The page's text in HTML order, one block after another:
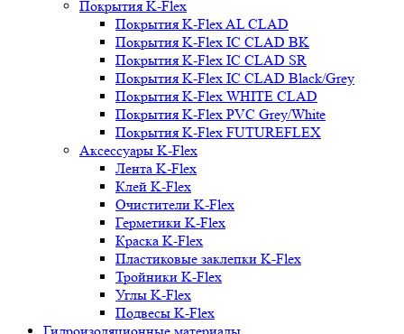
Покрытия K-Flex
Покрытия K-Flex AL CLAD
Покрытия K-Flex IC CLAD BK
Покрытия K-Flex IC CLAD SR
Покрытия K-Flex IC CLAD Black/Grey
Покрытия K-Flex WHITE CLAD
Покрытия K-Flex PVC Grey/White
Покрытия K-Flex FUTUREFLEX
Аксессуары K-Flex
Лента K-Flex
Клей K-Flex
Очистители K-Flex
Герметики K-Flex
Краска K-Flex
Пластиковые заклепки K-Flex
Тройники K-Flex
Углы K-Flex
Подвесы K-Flex